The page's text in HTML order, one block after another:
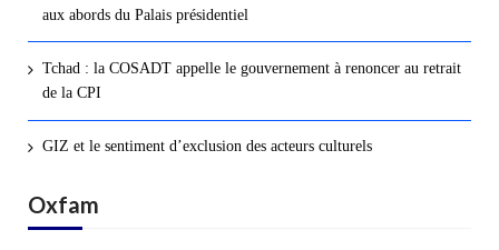
aux abords du Palais présidentiel
Tchad : la COSADT appelle le gouvernement à renoncer au retrait
de la CPI
GIZ et le sentiment d’exclusion des acteurs culturels
Oxfam